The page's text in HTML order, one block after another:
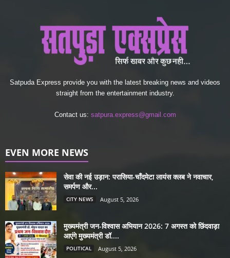
Satpuda Express provide you with the latest breaking news and videos
straight from the entertainment industry.
Contact us: satpura.express@gmail.com
EVEN MORE NEWS
सेवा की नई उड़ान: परासिया-चाँदमेटा लायंस क्लब ने नवाचार,
समर्पण और...
CITY NEWS August 5, 2026
मुख्यमंत्री जन-विश्वास अभियान 2026: 7 अगस्त को छिंदवाड़ा
आएंगे मुख्यमंत्री डॉ....
POLITICAL August 5, 2026